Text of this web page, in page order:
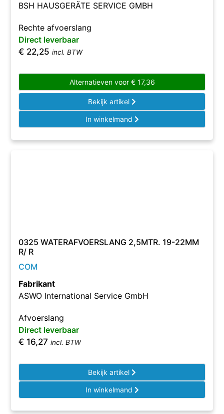
BSH HAUSGERÄTE SERVICE GMBH
Rechte afvoerslang
Direct leverbaar
€ 22,25 incl. BTW
Alternatieven voor €17,36
Bekijk artikel
In winkelmand
0325 WATERAFVOERSLANG 2,5MTR. 19-22MM
R/ R
COM
Fabrikant
ASWO International Service GmbH
Afvoerslang
Direct leverbaar
€ 16,27 incl. BTW
Bekijk artikel
In winkelmand